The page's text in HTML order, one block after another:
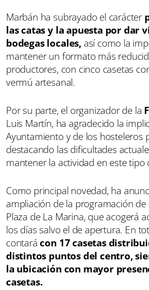
Marbán ha subrayado el carácter
las catas y la apuesta por dar
bodegas locales,así como la
mantener un formato más
productores, con cinco casetas
vermú artesanal.
Por su parte, el organizador de la
Luis Martín, ha agradecido la
Ayuntamiento y de los hosteleros
destacando las dificultades
mantener la actividad en este tipo
Como principal novedad, ha
ampliación de la programación
Plaza de La Marina, que acogerá
los días salvo el de apertura. En
contarácon 17 casetas
distintos puntos del centro,
la ubicación con mayor
casetas.